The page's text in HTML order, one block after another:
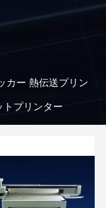
カー 熱伝送プリン
トプリンター